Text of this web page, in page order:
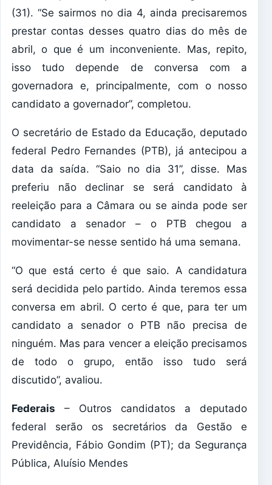
(31). “Se sairmos no dia 4, ainda precisaremos
prestar contas desses quatro dias do mês de
abril, o que é um inconveniente. Mas, repito,
isso tudo depende de conversa com a
governadora e, principalmente, com o nosso
candidato a governador”, completou.
O secretário de Estado da Educação, deputado
federal Pedro Fernandes (PTB), já antecipou a
data da saída. “Saio no dia 31”, disse. Mas
preferiu não declinar se será candidato à
reeleição para a Câmara ou se ainda pode ser
candidato a senador – o PTB chegou a
movimentar-se nesse sentido há uma semana.
“O que está certo é que saio. A candidatura
será decidida pelo partido. Ainda teremos essa
conversa em abril. O certo é que, para ter um
candidato a senador o PTB não precisa de
ninguém. Mas para vencer a eleição precisamos
de todo o grupo, então isso tudo será
discutido”, avaliou.
Federais – Outros candidatos a deputado
federal serão os secretários da Gestão e
Previdência, Fábio Gondim (PT); da Segurança
Pública, Aluísio Mendes